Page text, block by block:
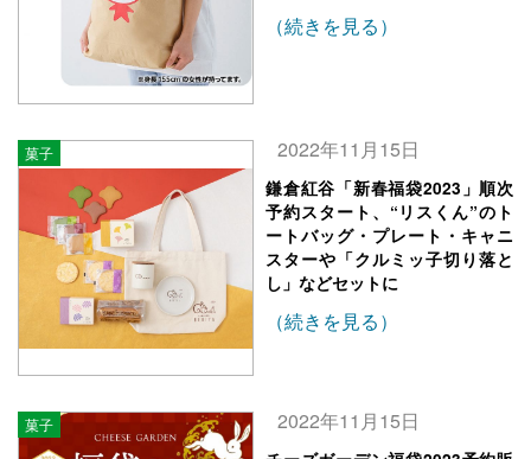
（続きを見る）
菓子 2022年11月15日
鎌倉紅谷「新春福袋2023」順次
予約スタート、“リスくん”のト
ートバッグ・プレート・キャニ
スターや「クルミッ子切り落と
し」などセットに
（続きを見る）
菓子 2022年11月15日